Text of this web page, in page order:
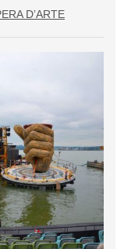
D’ARTE